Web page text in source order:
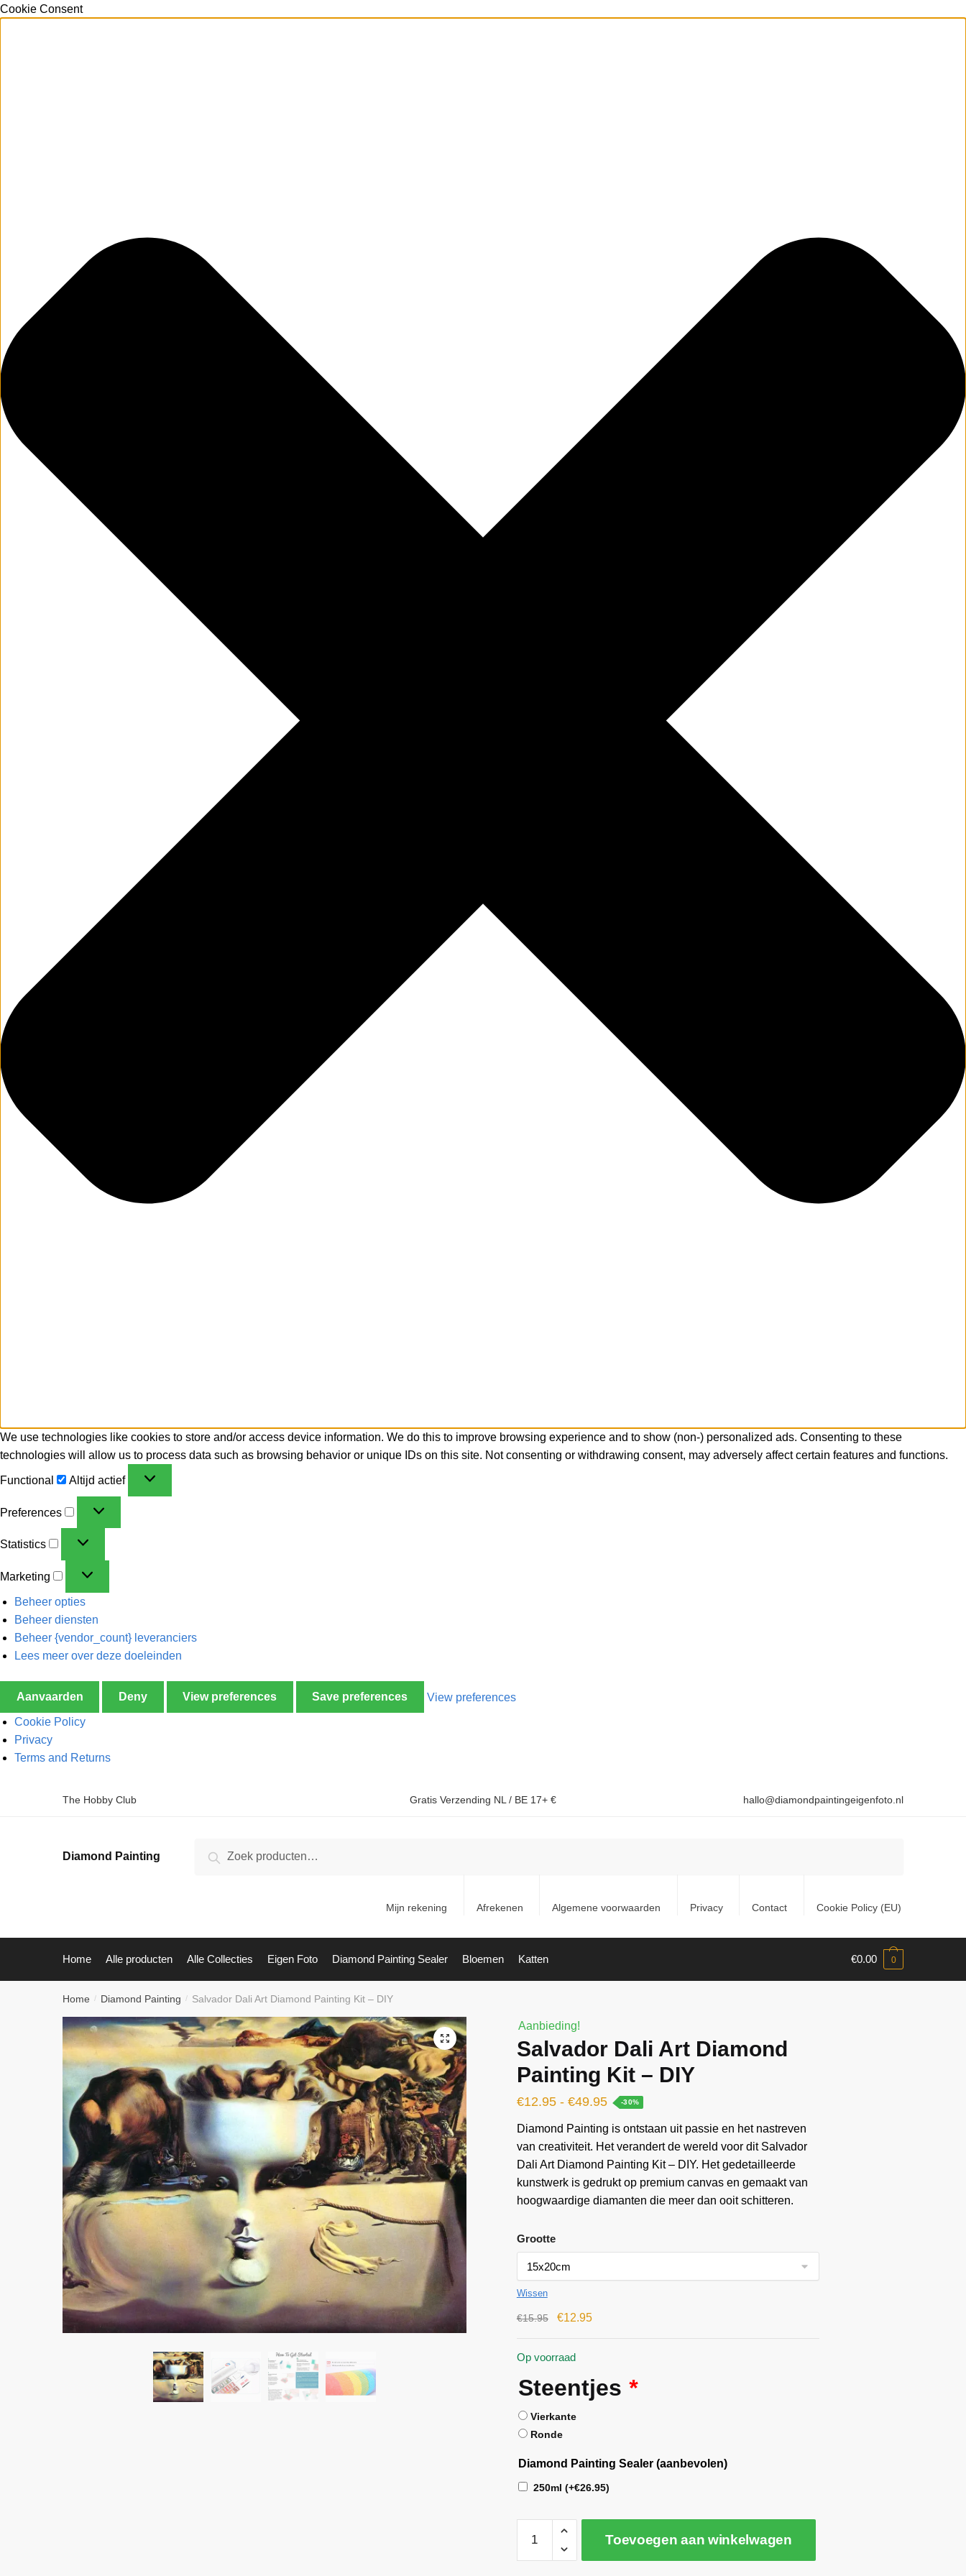
Cookie Consent
We use technologies like cookies to store and/or access device information. We do this to improve browsing experience and to show (non-) personalized ads. Consenting to these
technologies will allow us to process data such as browsing behavior or unique IDs on this site. Not consenting or withdrawing consent, may adversely affect certain features and functions.
Functional Altijd actief
Preferences
Statistics
Marketing
Beheer opties
Beheer diensten
Beheer {vendor_count} leveranciers
Lees meer over deze doeleinden
Aanvaarden Deny View preferences Save preferences View preferences
Cookie Policy
Privacy
Terms and Returns
The Hobby Club Gratis Verzending NL / BE 17+ € hallo@diamondpaintingeigenfoto.nl
Diamond Painting Zoeken
Mijn rekening Afrekenen Algemene voorwaarden Privacy Contact Cookie Policy (EU)
Home Alle producten Alle Collecties Eigen Foto Diamond Painting Sealer Bloemen Katten €0.00 0
Home / Diamond Painting / Salvador Dali Art Diamond Painting Kit – DIY
🔍
Aanbieding!
Salvador Dali Art Diamond
Painting Kit – DIY
€12.95 - €49.95 -30%
Diamond Painting is ontstaan ​​uit passie en het nastreven
van creativiteit. Het verandert de wereld voor dit Salvador
Dali Art Diamond Painting Kit – DIY. Het gedetailleerde
kunstwerk is gedrukt op premium canvas en gemaakt van
hoogwaardige diamanten die meer dan ooit schitteren.
Grootte
Wissen
€15.95 €12.95
Op voorraad
Steentjes *
Vierkante
Ronde
Diamond Painting Sealer (aanbevolen)
250ml (+€26.95)
Toevoegen aan winkelwagen